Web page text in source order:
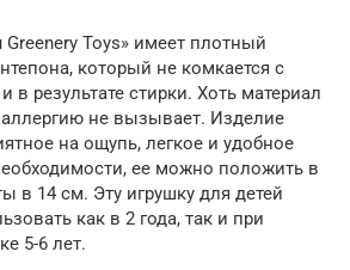
Greenery Toys» имеет плотный
который не комкается с
в результате стирки. Хоть материал
аллергию не вызывает. Изделие
на ощупь, легкое и удобное
ее можно положить в
в 14 см. Эту игрушку для детей
как в 2 года, так и при
5-6 лет.